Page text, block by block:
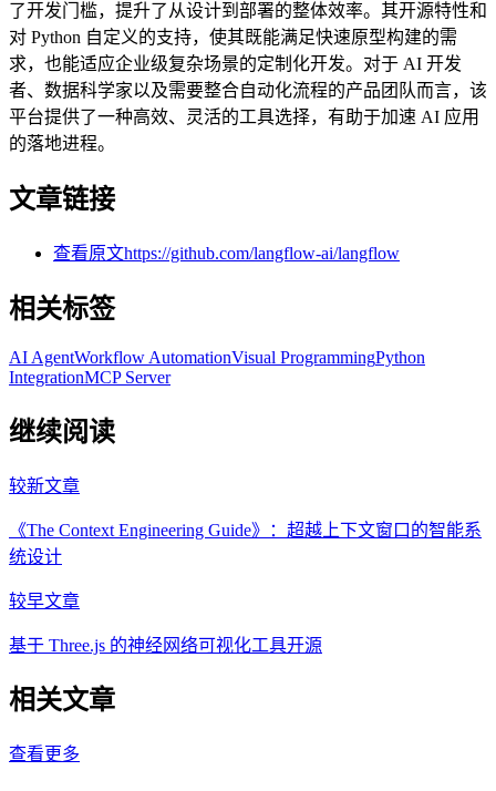
了开发门槛，提升了从设计到部署的整体效率。其开源特性和
对 Python 自定义的支持，使其既能满足快速原型构建的需
求，也能适应企业级复杂场景的定制化开发。对于 AI 开发
者、数据科学家以及需要整合自动化流程的产品团队而言，该
平台提供了一种高效、灵活的工具选择，有助于加速 AI 应用
的落地进程。
文章链接
查看原文https://github.com/langflow-ai/langflow
相关标签
AI AgentWorkflow AutomationVisual ProgrammingPython
IntegrationMCP Server
继续阅读
较新文章
《The Context Engineering Guide》：超越上下文窗口的智能系
统设计
较早文章
基于 Three.js 的神经网络可视化工具开源
相关文章
查看更多